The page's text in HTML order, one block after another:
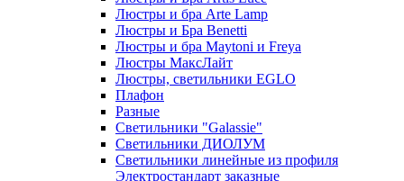
Люстры и бра Arte Lamp
Люстры и Бра Benetti
Люстры и бра Maytoni и Freya
Люстры МаксЛайт
Люстры, светильники EGLO
Плафон
Разные
Светильники "Galassie"
Светильники ДИОЛУМ
Светильники линейные из профиля
Электростандарт заказные